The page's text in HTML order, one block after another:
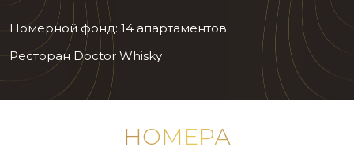
Номерной фонд: 14 апартаментов
Ресторан Doctor Whisky
НОМЕРА